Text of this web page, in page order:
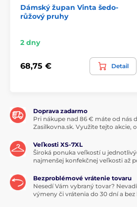
Dámský župan Vinta šedo-
růžový pruhy
2 dny
68,75 € Detail
Doprava zadarmo
Pri nákupe nad 86 € máte od nás
Zasilkovna.sk. Využite tejto akcie,
Veľkosti XS-7XL
Široká ponuka veľkostí u
najmenšej konfekčnej veľkosti až
Bezproblémové vrátenie tovaru
Nesedí Vám vybraný tovar?
výmeny či vrátenia do 30 dní a